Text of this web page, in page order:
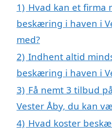
1) Hvad kan et firma
beskæring i haven i
med?
2) Indhent altid
beskæring i haven i
3) Få nemt 3 tilbud
Vester Åby, du kan
4) Hvad koster